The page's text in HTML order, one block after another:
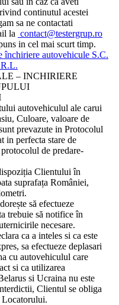
continutul acestei
sa ne contactati
la contact@testergrup.ro
in cel mai scurt timp.
autovehicule S.C.
– INCHIRIERE
autovehiculul ale carui
Culoare, valoare de
prevazute in Protocolul
in perfecta stare de
de predare-
Clientului în
suprafața României,
să efectueze
trebuie să notifice în
necesare.
ca a inteles si ca este
sa efectueze deplasari
cu autovehiculul care
si ca utilizarea
si Ucraina nu este
Clientul se obliga
Locatorului.